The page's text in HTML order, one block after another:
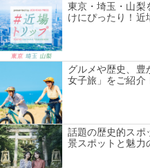
東京・埼玉・山梨
けにぴったり！近
グルメや歴史、豊
女子旅」をご紹介
話題の歴史的スポ
景スポットと魅力